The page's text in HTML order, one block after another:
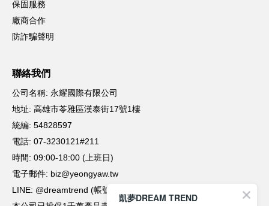
凱夢DREAM TREND